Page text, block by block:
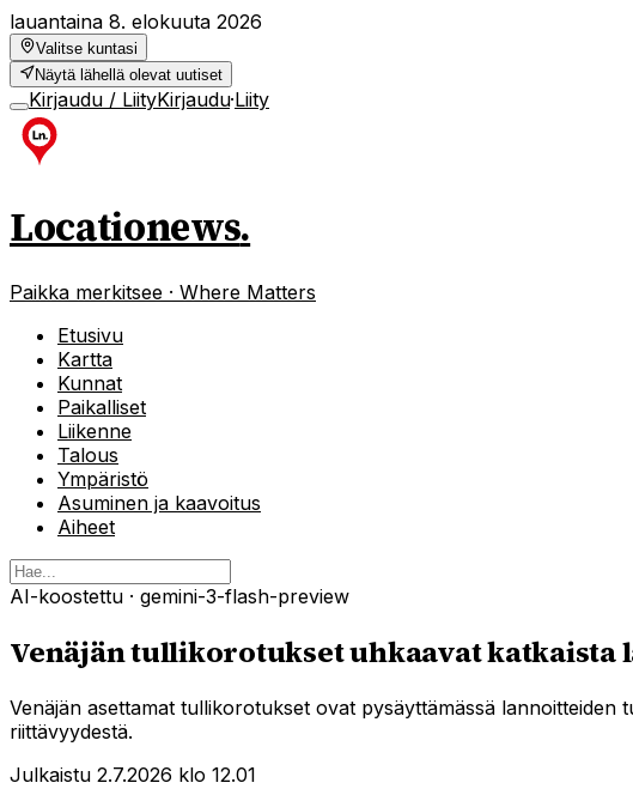
lauantaina 8. elokuuta 2026
Valitse kuntasi
Näytä lähellä olevat uutiset
Kirjaudu / LiityKirjaudu·Liity
Locationews.
Paikka merkitsee · Where Matters
Etusivu
Kartta
Kunnat
Paikalliset
Liikenne
Talous
Ympäristö
Asuminen ja kaavoitus
Aiheet
AI-koostettu · gemini-3-flash-preview
Venäjän tullikorotukset uhkaavat katkaista
Venäjän asettamat tullikorotukset ovat pysäyttämässä
riittävyydestä.
Julkaistu 2.7.2026 klo 12.01